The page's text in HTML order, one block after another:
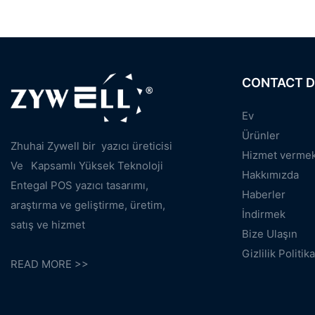
Zhuhai Zywell bir yazıcı üreticisi
Ve
Kapsamlı Yüksek Teknoloji
Entegal POS yazıcı tasarımı,
araştırma ve geliştirme, üretim,
satış ve hizmet
READ MORE >>
CONTACT
Ev
Ürünler
Hizmet
Hakkımızda
Haberler
İndirmek
Bize Ulaşın
Gizlilik